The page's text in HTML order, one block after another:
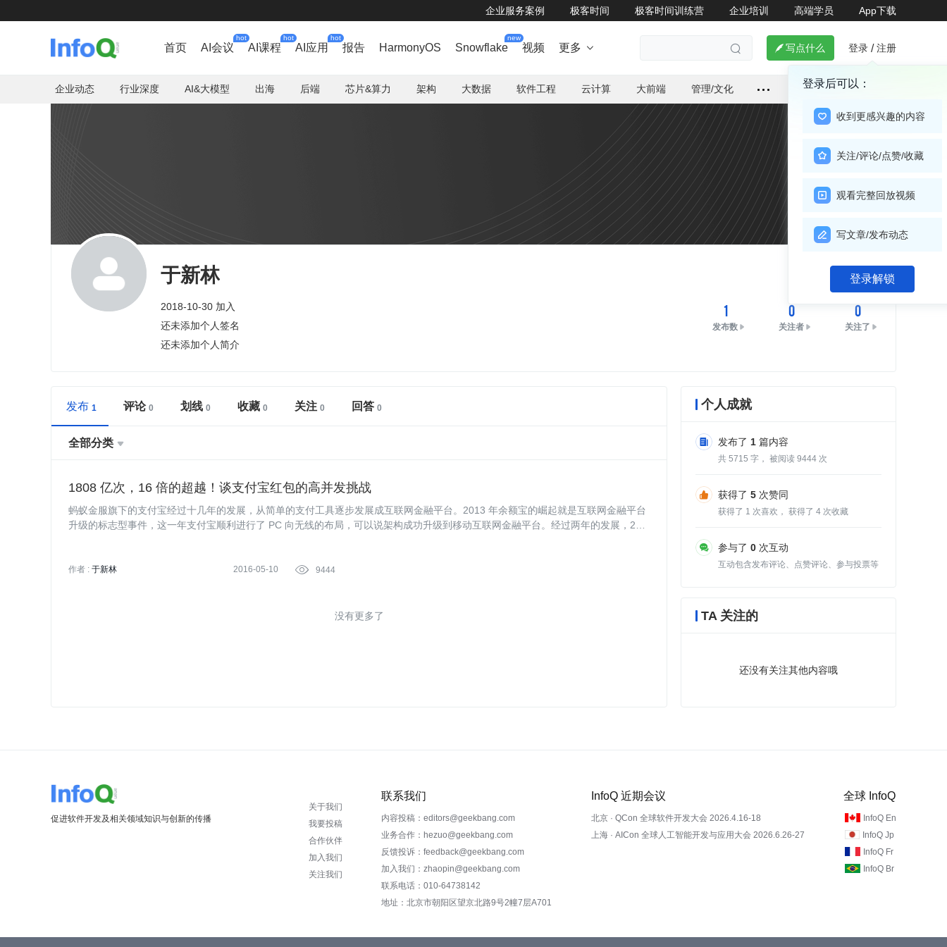
企业服务案例 极客时间 极客时间训练营 企业培训 高端学员 App下载
首页 AI会议
hot
AI课程
hot
AI应用
hot
报告 HarmonyOS Snowflake
new
视频 更多    写点什么 登录 / 注册
登录后可以：
收到更感兴趣的内容
关注/评论/点赞/收藏
观看完整回放视频
写文章/发布动态
登录解锁
企业动态 行业深度 AI&大模型 出海 后端 芯片&算力 架构 大数据 软件工程 云计算 大前端 管理/文化
于新林
2018-10-30 加入
还未添加个人签名
还未添加个人简介
关注
1
发布数
0
关注者
0
关注了
发布 评论 划线 收藏 关注 回答
全部分类 
1808 亿次，16 倍的超越！谈支付宝红包的高并发挑战
蚂蚁金服旗下的支付宝经过十几年的发展，从简单的支付工具逐步发展成互联网金融平台。2013 年余额宝的崛起就是互联网金融平台
升级的标志型事件，这一年支付宝顺利进行了 PC 向无线的布局，可以说架构成功升级到移动互联网金融平台。经过两年的发展，201
作者 : 于新林 2016-05-10  9444
没有更多了
个人成就
发布了 1 篇内容
共 5715 字， 被阅读 9444 次
获得了 5 次赞同
获得了 1 次喜欢， 获得了 4 次收藏
参与了 0 次互动
互动包含发布评论、点赞评论、参与投票等
TA 关注的
还没有关注其他内容哦
促进软件开发及相关领域知识与创新的传播
关于我们
我要投稿
合作伙伴
加入我们
关注我们
联系我们
内容投稿：editors@geekbang.com
业务合作：hezuo@geekbang.com
反馈投诉：feedback@geekbang.com
加入我们：zhaopin@geekbang.com
联系电话：010-64738142
地址：北京市朝阳区望京北路9号2幢7层A701
InfoQ 近期会议
北京 · QCon 全球软件开发大会 2026.4.16-18
上海 · AICon 全球人工智能开发与应用大会 2026.6.26-27
全球 InfoQ
InfoQ En
InfoQ Jp
InfoQ Fr
InfoQ Br